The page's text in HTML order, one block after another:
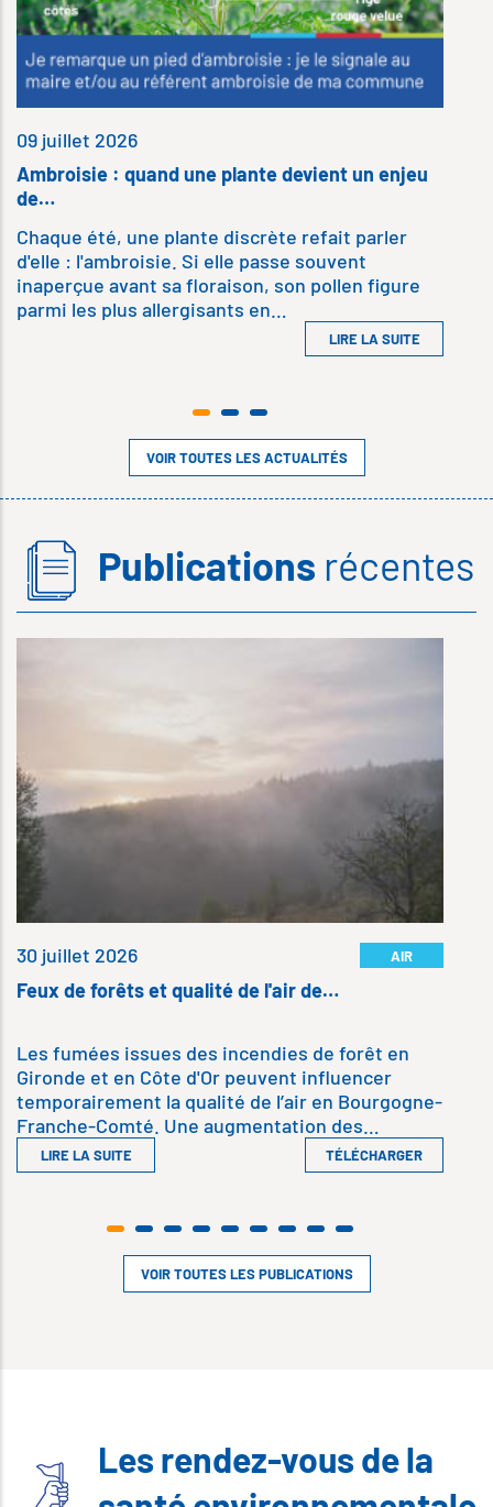
09 juillet 2026
Ambroisie : quand une plante devient un enjeu
de…
Chaque été, une plante discrète refait parler
d'elle : l'ambroisie. Si elle passe souvent
inaperçue avant sa floraison, son pollen figure
parmi les plus allergisants en…
LIRE LA SUITE
VOIR TOUTES LES ACTUALITÉS
Publications récentes
30 juillet 2026 AIR
Feux de forêts et qualité de l'air de…
Les fumées issues des incendies de forêt en
Gironde et en Côte d'Or peuvent influencer
temporairement la qualité de l’air en Bourgogne-
Franche-Comté. Une augmentation des…
LIRE LA SUITE TÉLÉCHARGER
VOIR TOUTES LES PUBLICATIONS
Les rendez-vous de la